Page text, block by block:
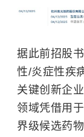
据此前招股
性/炎症性疾
关键创新企
领域凭借用
界级候选药